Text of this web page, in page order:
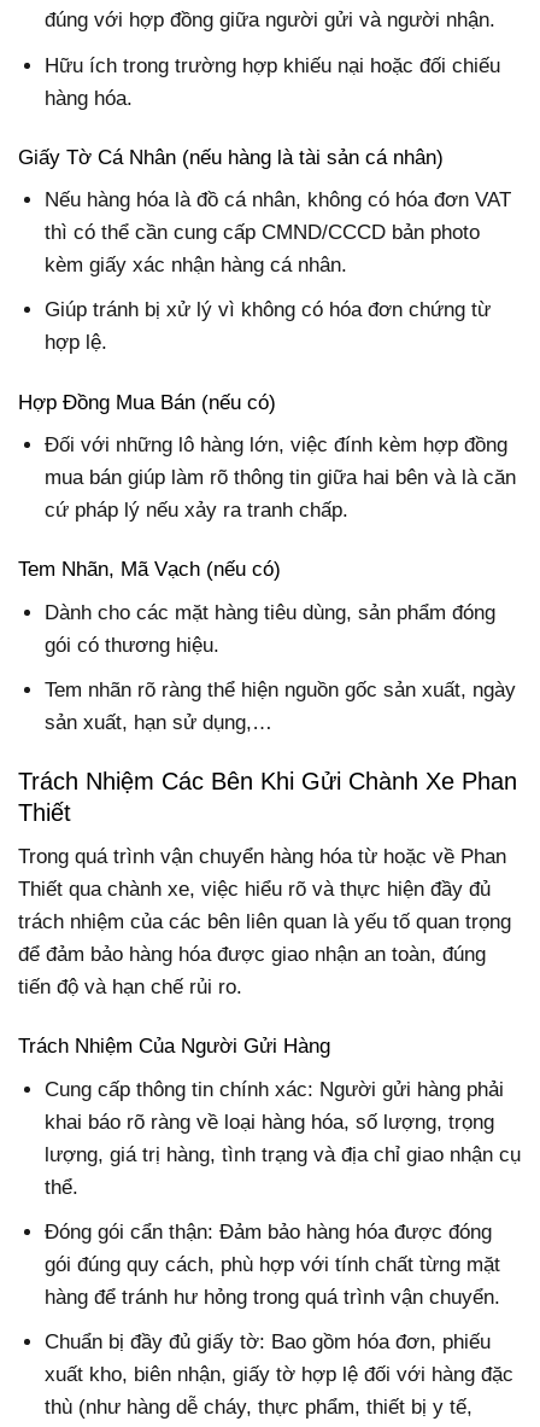
đúng với hợp đồng giữa người gửi và người nhận.
Hữu ích trong trường hợp khiếu nại hoặc đối chiếu
hàng hóa.
Giấy Tờ Cá Nhân (nếu hàng là tài sản cá nhân)
Nếu hàng hóa là đồ cá nhân, không có hóa đơn VAT
thì có thể cần cung cấp CMND/CCCD bản photo
kèm giấy xác nhận hàng cá nhân.
Giúp tránh bị xử lý vì không có hóa đơn chứng từ
hợp lệ.
Hợp Đồng Mua Bán (nếu có)
Đối với những lô hàng lớn, việc đính kèm hợp đồng
mua bán giúp làm rõ thông tin giữa hai bên và là căn
cứ pháp lý nếu xảy ra tranh chấp.
Tem Nhãn, Mã Vạch (nếu có)
Dành cho các mặt hàng tiêu dùng, sản phẩm đóng
gói có thương hiệu.
Tem nhãn rõ ràng thể hiện nguồn gốc sản xuất, ngày
sản xuất, hạn sử dụng,…
Trách Nhiệm Các Bên Khi Gửi Chành Xe Phan
Thiết
Trong quá trình vận chuyển hàng hóa từ hoặc về Phan
Thiết qua chành xe, việc hiểu rõ và thực hiện đầy đủ
trách nhiệm của các bên liên quan là yếu tố quan trọng
để đảm bảo hàng hóa được giao nhận an toàn, đúng
tiến độ và hạn chế rủi ro.
Trách Nhiệm Của Người Gửi Hàng
Cung cấp thông tin chính xác: Người gửi hàng phải
khai báo rõ ràng về loại hàng hóa, số lượng, trọng
lượng, giá trị hàng, tình trạng và địa chỉ giao nhận cụ
thể.
Đóng gói cẩn thận: Đảm bảo hàng hóa được đóng
gói đúng quy cách, phù hợp với tính chất từng mặt
hàng để tránh hư hỏng trong quá trình vận chuyển.
Chuẩn bị đầy đủ giấy tờ: Bao gồm hóa đơn, phiếu
xuất kho, biên nhận, giấy tờ hợp lệ đối với hàng đặc
thù (như hàng dễ cháy, thực phẩm, thiết bị y tế,